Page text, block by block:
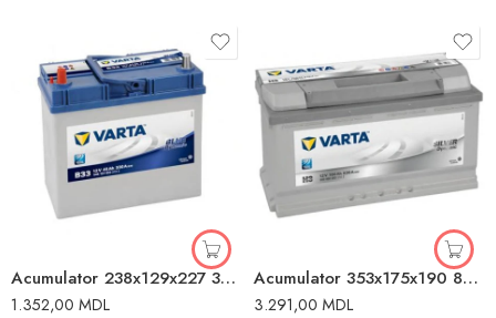
Acumulator 238x129x227 330A 45Ah Varta
1.352,00 MDL
Acumulator 353x175x190 830A 100Ah Varta
3.291,00 MDL